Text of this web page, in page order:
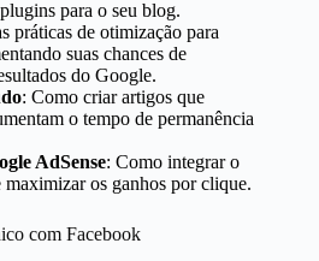
para o seu blog.
práticas de otimização para
suas chances de
do Google.
: Como criar artigos que
o tempo de permanência
AdSense: Como integrar o
maximizar os ganhos por clique.
com Facebook